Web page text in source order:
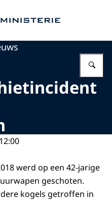
werd op een 42-jarige
geschoten.
kogels getroffen in